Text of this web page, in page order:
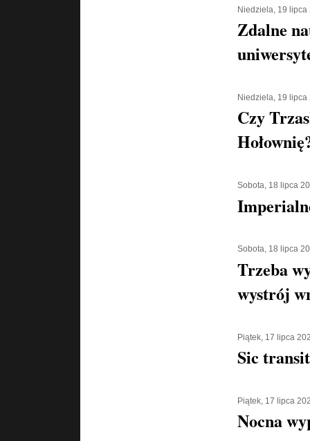
Niedziela, 19 lipca
Zdalne
Niedziela, 19 lipca
Czy
Sobota, 18 lipca
Sobota, 18 lipca
Trzeba
wystrój
Piątek, 17 lipca
Sic
Piątek, 17 lipca
Nocna